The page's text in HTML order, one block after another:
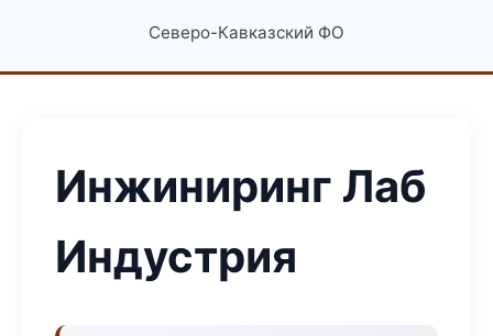
Северо-Кавказский ФО
Инжиниринг Лаб
Индустрия